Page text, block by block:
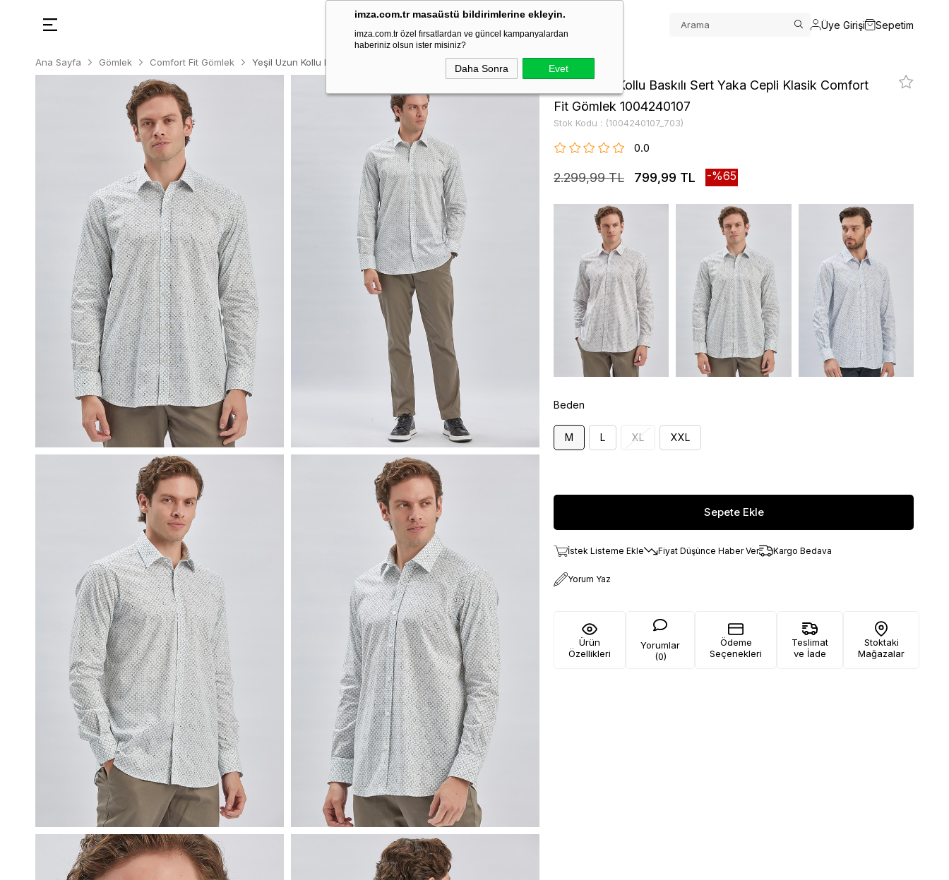
imza.com.tr masaüstü bildirimlerine ekleyin.
imza.com.tr özel fırsatlardan ve güncel kampanyalardan
haberiniz olsun ister misiniz?
Daha Sonra Evet
Üye Girişi Sepetim
Ana Sayfa Gömlek Comfort Fit Gömlek Yeşil Uzun Kollu Baskılı Sert Yaka Cepli Klasik Comfort Fit Gömlek 1004240107
Yeşil Uzun Kollu Baskılı Sert Yaka Cepli Klasik Comfort
Fit Gömlek 1004240107
Stok Kodu (1004240107_703)
0.0
2.299,99 TL 799,99 TL 65
Beden
M L XL XXL
İstek Listeme Ekle Fiyat Düşünce Haber Ver Kargo Bedava
Yorum Yaz
Ürün
Özellikleri
Yorumlar
(0)
Ödeme
Seçenekleri
Teslimat
ve İade
Stoktaki
Mağazalar